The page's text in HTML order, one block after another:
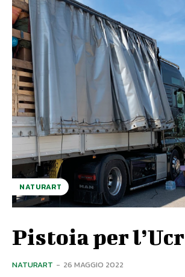
NATURART
Pistoia per
NATURART - 26 MAGGIO 2022